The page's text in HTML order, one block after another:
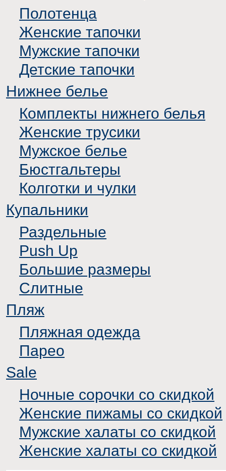
Полотенца
Женские тапочки
Мужские тапочки
Детские тапочки
Нижнее белье
Комплекты нижнего белья
Женские трусики
Мужское белье
Бюстгальтеры
Колготки и чулки
Купальники
Раздельные
Push Up
Большие размеры
Слитные
Пляж
Пляжная одежда
Парео
Sale
Ночные сорочки со скидкой
Женские пижамы со скидкой
Мужские халаты со скидкой
Женские халаты со скидкой